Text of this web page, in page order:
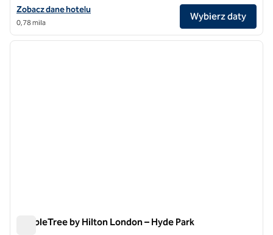
Zobacz szczegóły hotelu Hilton London Hyde Park
Zobacz dane hotelu
0,78 mila
Wybierz daty
1/12
1 z 12
DoubleTree by Hilton London – Hyde Park